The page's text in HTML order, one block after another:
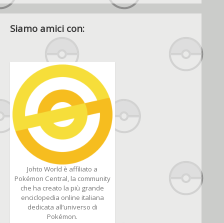
Siamo amici con:
Johto World è affiliato a
Pokémon Central, la community
che ha creato la più grande
enciclopedia online italiana
dedicata all’universo di
Pokémon.